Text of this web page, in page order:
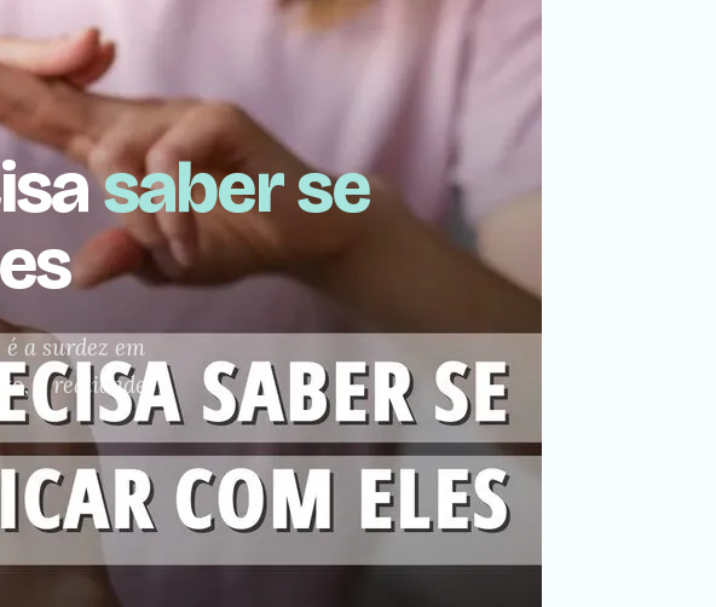
saber se
a surdez em
a realidade